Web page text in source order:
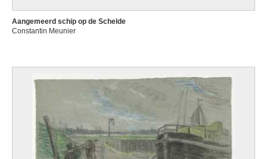
Aangemeerd schip op de Schelde
Constantin Meunier